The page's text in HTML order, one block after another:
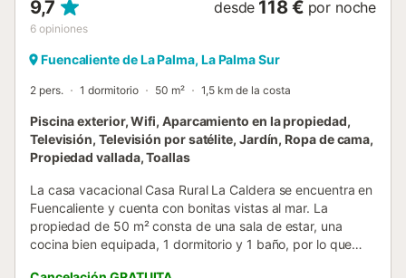
9,7
6 opiniones
desde 118 € por noche
Fuencaliente de La Palma, La Palma Sur
2 pers. 1 dormitorio 50 m² 1,5 km de la costa
Piscina exterior, Wifi, Aparcamiento en la propiedad,
Televisión, Televisión por satélite, Jardín, Ropa de cama,
Propiedad vallada, Toallas
La casa vacacional Casa Rural La Caldera se encuentra en
Fuencaliente y cuenta con bonitas vistas al mar. La
propiedad de 50 m² consta de una sala de estar, una
cocina bien equipada, 1 dormitorio y 1 baño, por lo que